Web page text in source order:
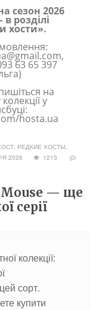
сезон 2026
розділі
хости».
63 65 397
на
у
hosta.ua
, РЕДКИЕ ХОСТЫ,
2026
1213
Mouse — ще
серії
колекції:
сорт.
купити